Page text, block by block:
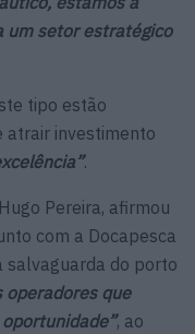
um setor estratégico
tipo estão
atrair investimento
.
Pereira, afirmou
com a Docapesca
salvaguarda do porto
operadores que
, ao